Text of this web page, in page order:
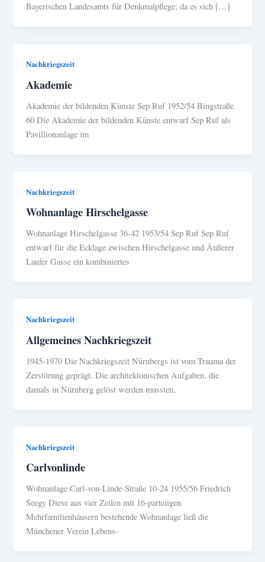
Bayerischen Landesamts für Denkmalpflege; da es sich […]
Nachkriegszeit
Akademie
Akademie der bildenden Künste Sep Ruf 1952/54 Bingstraße
60 Die Akademie der bildenden Künste entwarf Sep Ruf als
Pavillionanlage im
Nachkriegszeit
Wohnanlage Hirschelgasse
Wohnanlage Hirschelgasse 36-42 1953/54 Sep Ruf Sep Ruf
entwarf für die Ecklage zwischen Hirschelgasse und Äußerer
Laufer Gasse ein kombiniertes
Nachkriegszeit
Allgemeines Nachkriegszeit
1945-1970 Die Nachkriegszeit Nürnbergs ist vom Trauma der
Zerstörung geprägt. Die architektonischen Aufgaben, die
damals in Nürnberg gelöst werden mussten,
Nachkriegszeit
Carlvonlinde
Wohnanlage Carl-von-Linde-Straße 10-24 1955/56 Friedrich
Seegy Diese aus vier Zeilen mit 16-parteiigen
Mehrfamilienhäusern bestehende Wohnanlage ließ die
Münchener Verein Lebens-